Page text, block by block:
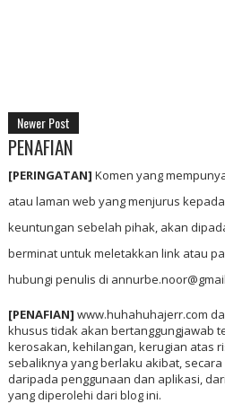
Newer Post
PENAFIAN
[PERINGATAN] Komen yang
atau laman web yang menjurus
keuntungan sebelah pihak, akan
berminat untuk meletakkan link atau
hubungi penulis di
[PENAFIAN] www.huhahuhajerr.com
khusus tidak akan bertanggungjawab
kerosakan, kehilangan, kerugian atas
sebaliknya yang berlaku akibat,
daripada penggunaan dan aplikasi,
yang diperolehi dari blog ini.